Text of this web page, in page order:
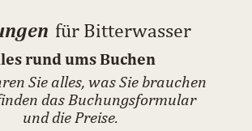
für Bitterwasser
rund ums Buchen
Sie alles, was Sie brauchen
das Buchungsformular
und die Preise.